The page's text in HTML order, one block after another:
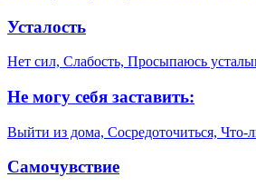
Усталость
Нет сил, Слабость, Просыпаюсь
Не могу себя заставить:
Выйти из дома, Сосредоточиться, Что-
Самочувствие